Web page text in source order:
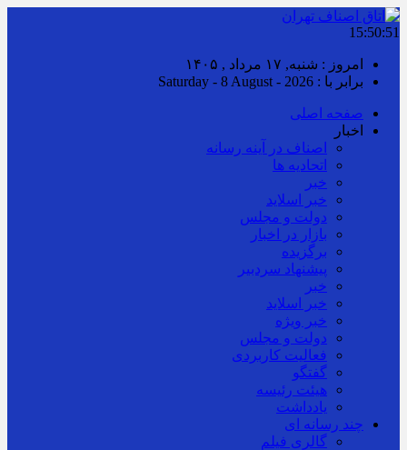
15:50:52
امروز : شنبه, ۱۷ مرداد , ۱۴۰۵
برابر با : Saturday - 8 August - 2026
صفحه اصلی
اخبار
اصناف در آینه رسانه
اتحادیه ها
خبر
خبر اسلايد
دولت و مجلس
بازار در اخبار
برگزیده
پیشنهاد سردبیر
خبر
خبر اسلايد
خبر ویژه
دولت و مجلس
فعالیت کاربردی
گفتگو
هیئت رئیسه
یادداشت
چند رسانه ای
گالری فیلم